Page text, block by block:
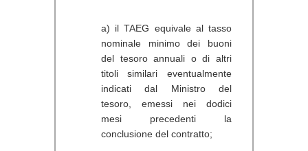
a) il TAEG equivale al tasso
nominale minimo dei buoni
del tesoro annuali o di altri
titoli similari eventualmente
indicati dal Ministro del
tesoro, emessi nei dodici
mesi precedenti la
conclusione del contratto;